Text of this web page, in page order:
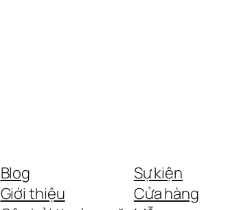
Blog
Giới thiệu
Sự kiện
Cửa hàng